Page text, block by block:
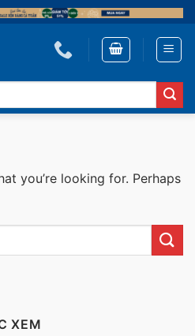
you’re looking for. Perhaps
XEM